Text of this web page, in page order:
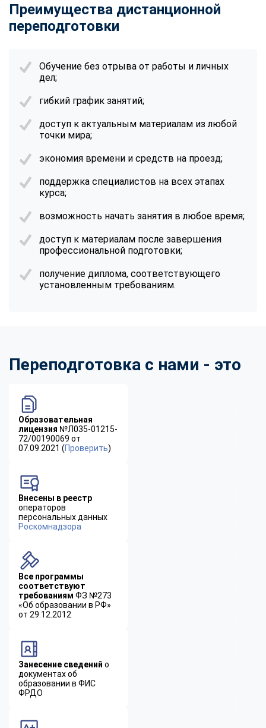
Преимущества дистанционной
переподготовки
Обучение без отрыва от работы и личных
дел;
гибкий график занятий;
доступ к актуальным материалам из любой
точки мира;
экономия времени и средств на проезд;
поддержка специалистов на всех этапах
курса;
возможность начать занятия в любое время;
доступ к материалам после завершения
профессиональной подготовки;
получение диплома, соответствующего
установленным требованиям.
Переподготовка с нами - это
Образовательная
лицензия №Л035-01215-
72/00190069 от
07.09.2021 (Проверить)
Внесены в реестр
операторов
персональных данных
Роскомнадзора
Все программы
соответствуют
требованиям ФЗ №273
«Об образовании в РФ»
от 29.12.2012
Занесение сведений о
документах об
образовании в ФИС
ФРДО